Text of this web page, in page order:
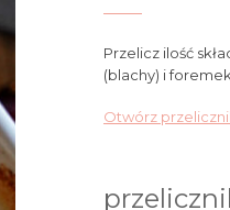
Przelicz ilość
(blachy) i
Otwórz